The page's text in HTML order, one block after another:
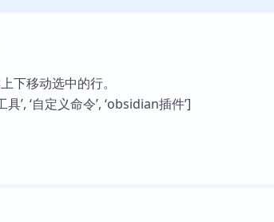
下移动选中的行。
’, ‘自定义命令’, ‘obsidian插件’]